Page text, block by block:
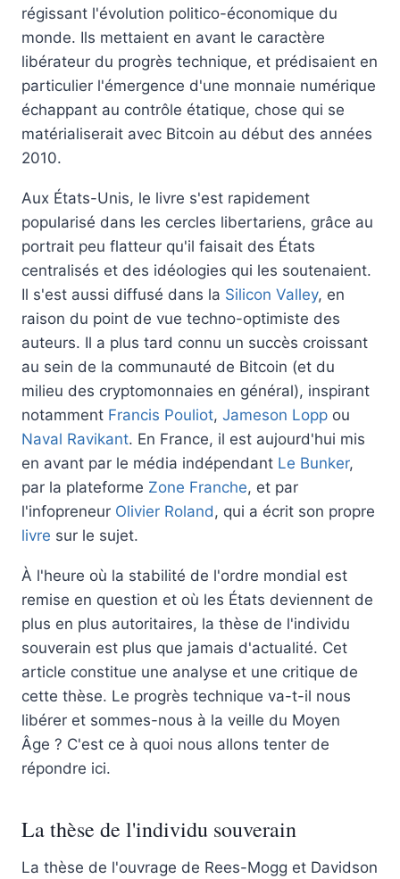
régissant l'évolution politico-économique du
monde. Ils mettaient en avant le caractère
libérateur du progrès technique, et prédisaient en
particulier l'émergence d'une monnaie numérique
échappant au contrôle étatique, chose qui se
matérialiserait avec Bitcoin au début des années
2010.
Aux États-Unis, le livre s'est rapidement
popularisé dans les cercles libertariens, grâce au
portrait peu flatteur qu'il faisait des États
centralisés et des idéologies qui les soutenaient.
Il s'est aussi diffusé dans la Silicon Valley, en
raison du point de vue techno-optimiste des
auteurs. Il a plus tard connu un succès croissant
au sein de la communauté de Bitcoin (et du
milieu des cryptomonnaies en général), inspirant
notamment Francis Pouliot, Jameson Lopp ou
Naval Ravikant. En France, il est aujourd'hui mis
en avant par le média indépendant Le Bunker,
par la plateforme Zone Franche, et par
l'infopreneur Olivier Roland, qui a écrit son propre
livre sur le sujet.
À l'heure où la stabilité de l'ordre mondial est
remise en question et où les États deviennent de
plus en plus autoritaires, la thèse de l'individu
souverain est plus que jamais d'actualité. Cet
article constitue une analyse et une critique de
cette thèse. Le progrès technique va-t-il nous
libérer et sommes-nous à la veille du Moyen
Âge ? C'est ce à quoi nous allons tenter de
répondre ici.
La thèse de l'individu souverain
La thèse de l'ouvrage de Rees-Mogg et Davidson